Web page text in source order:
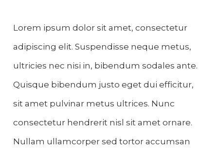
Lorem ipsum dolor sit amet, consectetur
adipiscing elit. Suspendisse neque metus,
ultricies nec nisi in, bibendum sodales ante.
Quisque bibendum justo eget dui efficitur,
sit amet pulvinar metus ultrices. Nunc
consectetur hendrerit nisl sit amet ornare.
Nullam ullamcorper sed tortor accumsan